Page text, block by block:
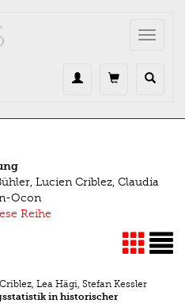
Toggle
Lucien Criblez, Claudia
Ocon
Reihe
Lea Hägi, Stefan Kessler
in historischer